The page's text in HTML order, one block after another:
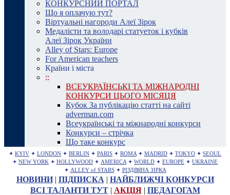
КОНКУРСНИЙ ПОРТАЛ
Що я оплачую тут?
Віртуальні нагороди Алеї Зірок
Медалісти та володарі статуеток і кубків
Алеї Зірок України
Alley of Stars: Europe
For American teachers
Країни і міста
::
ВСЕУКРАЇНСЬКІ ТА МІЖНАРОДНІ
КОНКУРСИ ЦЬОГО МІСЯЦЯ
Кубок За публікацію статті на сайті
adverman.com
Всеукраїнські та міжнародні конкурси
Конкурси – стрічка
Що таке конкурс
✦ KYIV ✦ LONDON ✦ BERLIN ✦ PARIS ✦ ROMA ✦ MADRID ✦ TOKYO ✦ SEOUL
✦ NEW YORK ✦ HOLLYWOOD ✦ AMERICA ✦ WORLD ✦ EUROPE ✦ UKRAINE
✦ ALLEY of STARS ✦ РІЗДВЯНА ЗІРКА
НОВИНИ| ПІДПИСКА | НАЙБЛИЖЧІ КОНКУРСИ
ВСІ ТАЛАНТИ ТУТ| АКЦІЯ| ПЕДАГОГАМ